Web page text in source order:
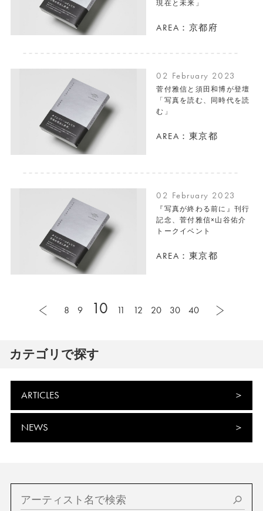
現在と未来」
AREA：京都府
02 February 2023
菅付雅信と須田和博が登壇
「写真を読む、同時代を読
む」
AREA：東京都
02 February 2023
『写真が終わる前に』刊行
記念、菅付雅信×山谷佑介
トークイベント
AREA：東京都
8 9 10 11 12 20 30 40
カテゴリで探す
ARTICLES
NEWS